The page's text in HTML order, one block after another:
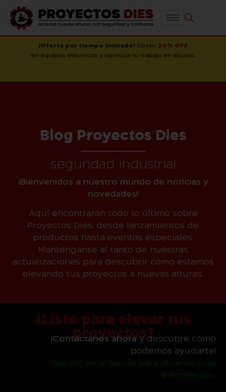
¡Oferta por tiempo limitado! Obtén 20% OFF
en equipos eléctricos y optimiza tu trabajo en alturas.
Blog Proyectos Dies
seguridad industrial
¡Bienvenidos a nuestro mundo de noticias y
novedades!
Aquí encontrarán todo lo último sobre
Proyectos Dies: desde lanzamientos de
productos hasta eventos especiales.
Manténganse al tanto de nuestras
actualizaciones para descubrir cómo estamos
elevando tus proyectos a nuevas alturas.
¿Listo para elevar tus
proyectos?
Contáctanos ahoray descubre cómo
podemos ayudarte!
Haz clic en el botón para obtener más
información.